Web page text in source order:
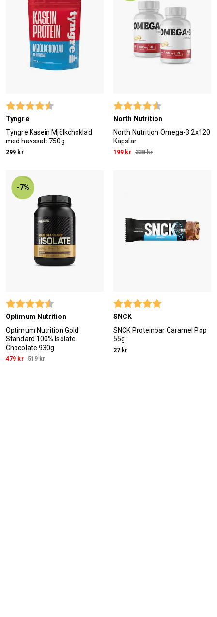
Betyg: 4.7 utav 5 stjärnor
Tyngre
Tyngre Kasein Mjölkchoklad
med havssalt 750g
299 kr
Betyg:
North Nutrition
North Nutrition Omega-3 2x120
Kapslar
199 kr 338 kr
-7%
Betyg: 4.5 utav 5 stjärnor
Optimum Nutrition
Optimum Nutrition Gold
Standard 100% Isolate
Chocolate 930g
479 kr 519 kr
Betyg:
SNCK
SNCK Proteinbar Caramel Pop
55g
27 kr